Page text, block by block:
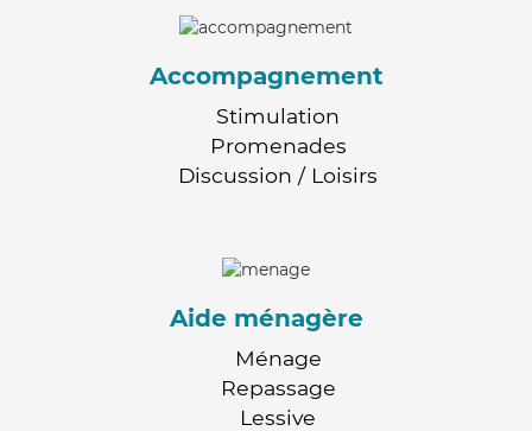
Accompagnement
Stimulation
Promenades
Discussion / Loisirs
Aide ménagère
Ménage
Repassage
Lessive